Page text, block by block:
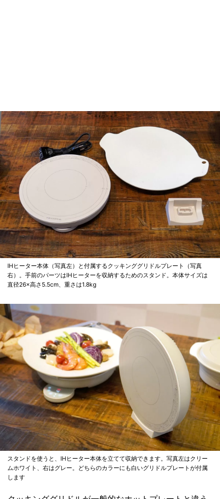
IHヒーター本体（写真左）と付属するクッキンググリドルプレート（写真
右）。手前のパーツはIHヒーターを収納するためのスタンド。本体サイズは
直径26×高さ5.5cm、重さは1.8kg
スタンドを使うと、IHヒーター本体を立てて収納できます。写真左はクリー
ムホワイト、右はグレー。どちらのカラーにも白いグリドルプレートが付属
します